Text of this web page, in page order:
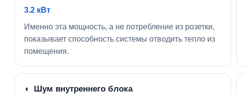
3.2 кВт
Именно эта мощность, а не потребление из розетки,
показывает способность системы отводить тепло из
помещения.
◖ Шум внутреннего блока